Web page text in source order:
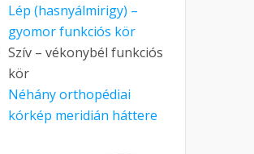
Lép (hasnyálmirigy) –
gyomor funkciós kör
Szív – vékonybél funkciós
kör
Néhány orthopédiai
kórkép meridián háttere